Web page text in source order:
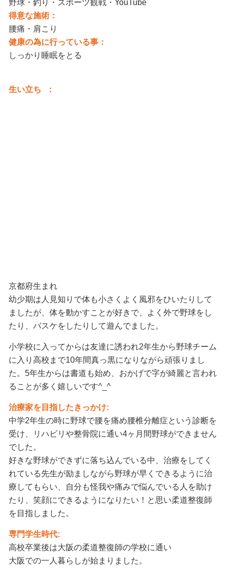
野球・釣り・スポーツ観戦・YouTube
得意な施術：
腰痛・肩こり
健康の為に行っている事：
しっかり睡眠をとる
生い立ち ：
京都府生まれ
幼少期は人見知りで体も小さくよく風邪をひいたりして
ましたが、体を動かすことが好きで、よく外で野球をし
たり、バスケをしたりして遊んでました。
小学校に入ってからは友達に誘われ2年生から野球チーム
に入り高校まで10年間真っ黒になりながら頑張りまし
た。5年生からは書道も始め、おかげで字が綺麗と言われ
ることが多く嬉しいです^_^
治療家を目指したきっかけ:
中学2年生の時に野球で腰を痛め腰椎分離症という診断を
受け、リハビリや整骨院に通い4ヶ月間野球ができません
でした。
好きな野球ができずに落ち込んでいる中、治療をしてく
れている先生が励ましながら野球が早くできるように治
療してもらい、自分も怪我や痛みで悩んでいる人を助け
たり、笑顔にできるようになりたい！と思い柔道整復師
を目指しました。
専門学生時代:
高校卒業後は大阪の柔道整復師の学校に通い
大阪での一人暮らしが始まりました。